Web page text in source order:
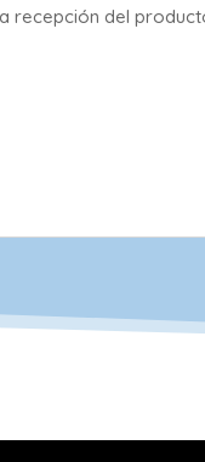
recepción del